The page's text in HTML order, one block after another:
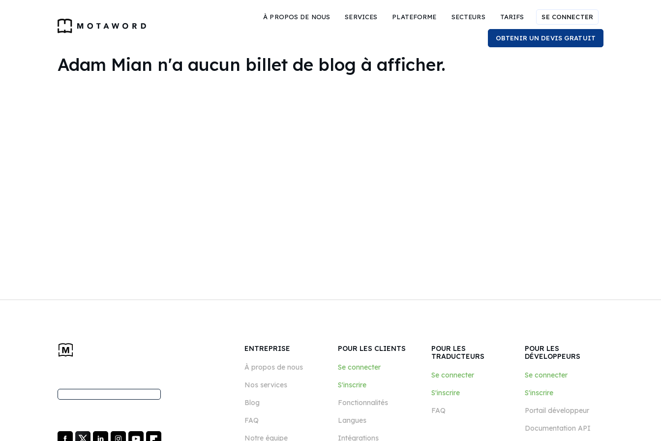
À PROPOS DE NOUS SERVICES PLATEFORME SECTEURS TARIFS SE CONNECTER
OBTENIR UN DEVIS GRATUIT
Adam Mian n'a aucun billet de blog à afficher.
ENTREPRISE
À propos de nous
Nos services
Blog
FAQ
Notre équipe
POUR LES CLIENTS
Se connecter
S'inscrire
Fonctionnalités
Langues
Intégrations
POUR LES
TRADUCTEURS
Se connecter
S'inscrire
FAQ
POUR LES
DÉVELOPPEURS
Se connecter
S'inscrire
Portail développeur
Documentation API